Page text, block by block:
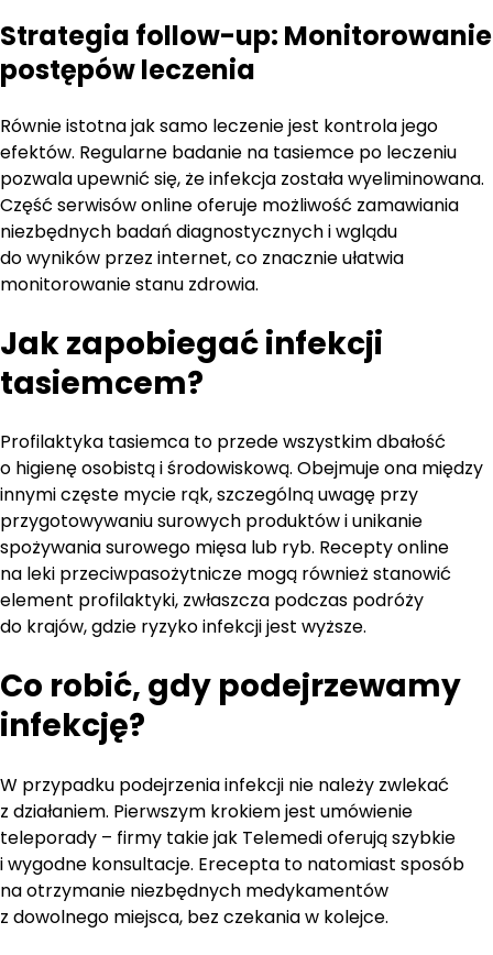
Strategia follow-up: Monitorowanie
postępów leczenia
Równie istotna jak samo leczenie jest kontrola jego
efektów. Regularne badanie na tasiemce po leczeniu
pozwala upewnić się, że infekcja została wyeliminowana.
Część serwisów online oferuje możliwość zamawiania
niezbędnych badań diagnostycznych i wglądu
do wyników przez internet, co znacznie ułatwia
monitorowanie stanu zdrowia.
Jak zapobiegać infekcji
tasiemcem?
Profilaktyka tasiemca to przede wszystkim dbałość
o higienę osobistą i środowiskową. Obejmuje ona między
innymi częste mycie rąk, szczególną uwagę przy
przygotowywaniu surowych produktów i unikanie
spożywania surowego mięsa lub ryb. Recepty online
na leki przeciwpasożytnicze mogą również stanowić
element profilaktyki, zwłaszcza podczas podróży
do krajów, gdzie ryzyko infekcji jest wyższe.
Co robić, gdy podejrzewamy
infekcję?
W przypadku podejrzenia infekcji nie należy zwlekać
z działaniem. Pierwszym krokiem jest umówienie
teleporady – firmy takie jak Telemedi oferują szybkie
i wygodne konsultacje. Erecepta to natomiast sposób
na otrzymanie niezbędnych medykamentów
z dowolnego miejsca, bez czekania w kolejce.